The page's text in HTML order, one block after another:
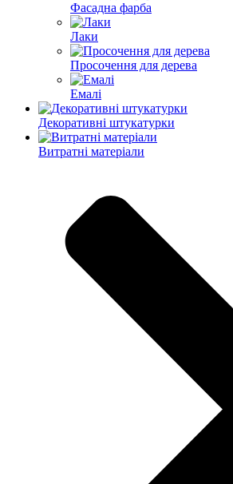
Фасадна фарба
Лаки
Просочення для дерева
Емалі
Декоративні штукатурки
Витратні матеріали